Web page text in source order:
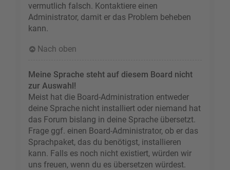
vermutlich falsch. Kontaktiere einen
Administrator, damit er das Problem beheben
kann.
Nach oben
Meine Sprache steht auf diesem Board nicht
zur Auswahl!
Meist hat die Board-Administration entweder
deine Sprache nicht installiert oder niemand hat
das Forum bislang in deine Sprache übersetzt.
Frage ggf. einen Board-Administrator, ob er das
Sprachpaket, das du benötigst, installieren
kann. Falls es noch nicht existiert, würden wir
uns freuen, wenn du es übersetzen würdest.